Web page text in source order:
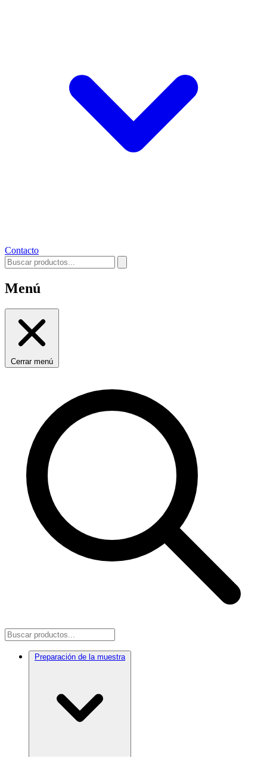
Contacto
Menú
Cerrar menú
Preparación de la muestra